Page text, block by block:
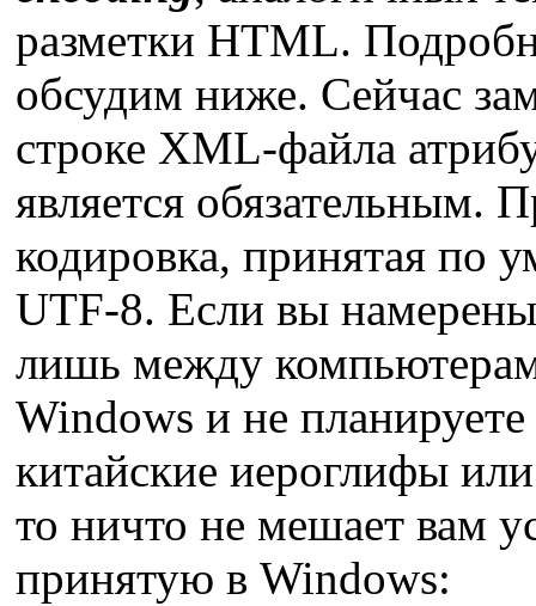
разметки HTML.
обсудим ниже. Сейчас
строке XML-файла
является обязательным.
кодировка, принятая по
UTF-8. Если вы
лишь между
Windows и не
китайские иероглифы
то ничто не мешает вам
принятую в Windows: